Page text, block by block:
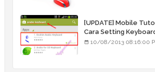
[UPDATE] Mobile
Cara Setting
Arab/Jawi
10/08/2013 08:16:00